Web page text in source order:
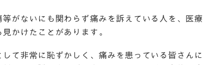
等がないにも関わらず痛みを訴えている人を、医
かけたことがあります。
して非常に恥ずかしく、痛みを患っている皆さん